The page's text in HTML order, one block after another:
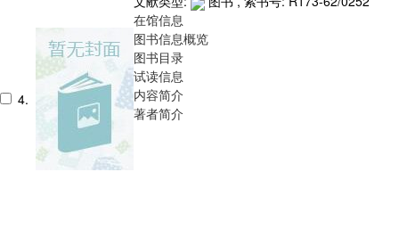
4.
在馆信息
图书信息概览
图书目录
试读信息
内容简介
著者简介